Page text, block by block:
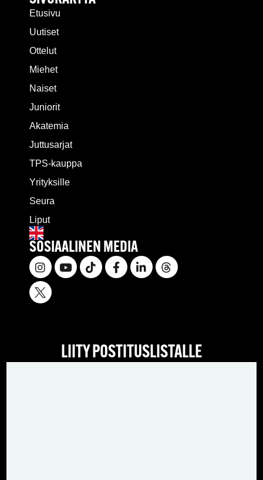
Etusivu
Uutiset
Ottelut
Miehet
Naiset
Juniorit
Akatemia
Juttusarjat
TPS-kauppa
Yrityksille
Seura
Liput
SOSIAALINEN MEDIA
LIITY POSTITUSLISTALLE